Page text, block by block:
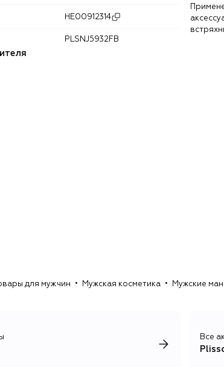
HE00912314
PLSNJ5932FB
для мужчин Мужская косметика Мужские
Все